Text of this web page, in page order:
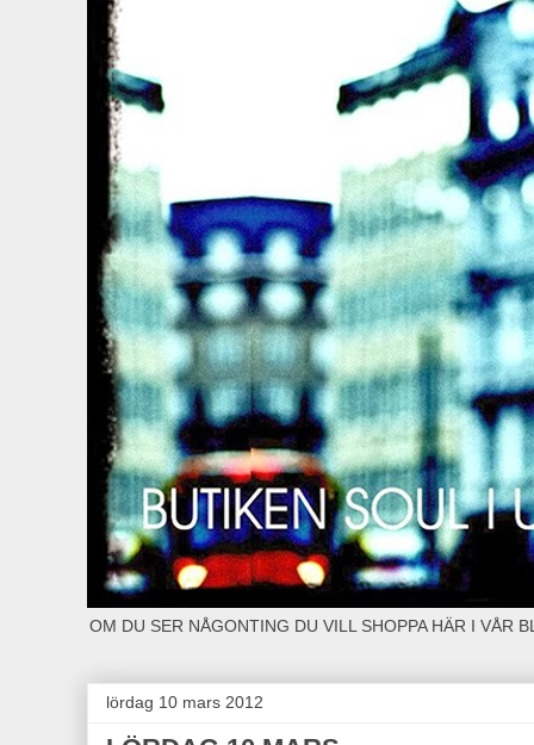
OM DU SER NÅGONTING DU VILL SHOPPA HÄR I VÅR
lördag 10 mars 2012